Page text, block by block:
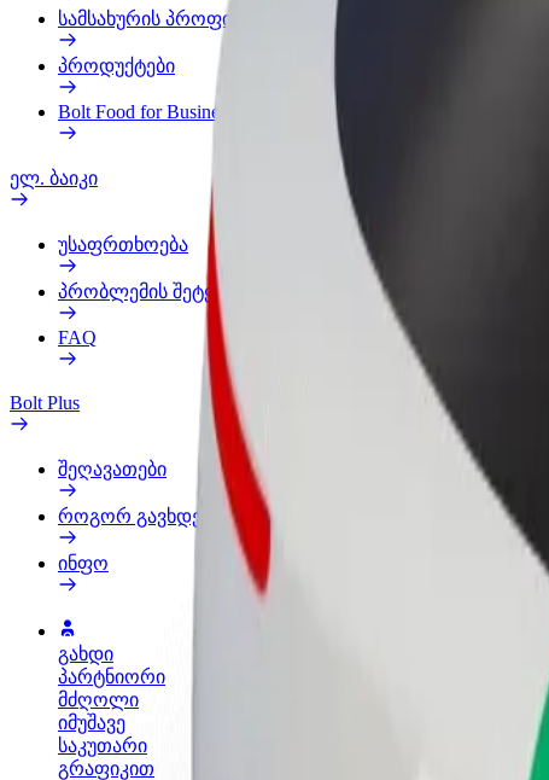
სამსახურის პროფილი
პროდუქტები
Bolt Food for Business
ელ. ბაიკი
უსაფრთხოება
პრობლემის შეტყობინება
FAQ
Bolt Plus
შეღავათები
როგორ გავხდე გამომწერი
ინფო
გახდი
პარტნიორი
მძღოლი
იმუშავე
საკუთარი
გრაფიკით